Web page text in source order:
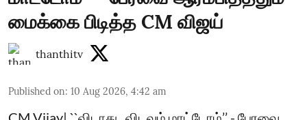
மைக்கை பிடித்த CM விஜய்
thanthitv
Published on: 10 Aug 2026, 4:42 am